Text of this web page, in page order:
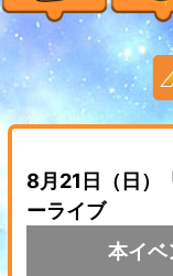
8月21日（日）
ーライブ
本イベ